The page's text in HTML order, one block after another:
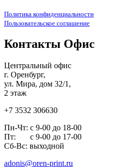
Политика конфиденциальности
Пользовательское соглашение
Контакты Офис
Центральный офис
г. Оренбург,
ул. Мира, дом 32/1,
2 этаж
+7 3532 306630
Пн-Чт: с 9-00 до 18-00
Пт: с 9-00 до 17-00
Сб-Вс: выходной
adonis@oren-print.ru